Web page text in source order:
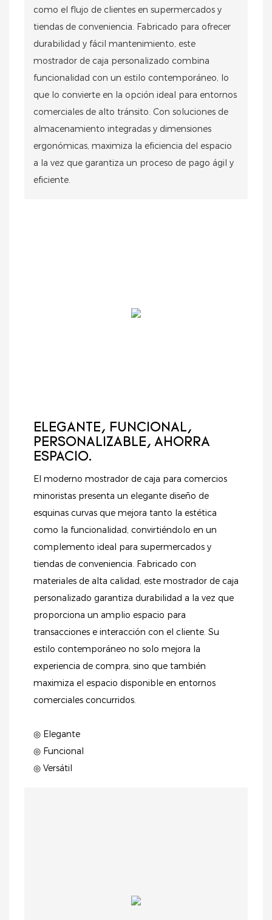
como el flujo de clientes en supermercados y
tiendas de conveniencia. Fabricado para ofrecer
durabilidad y fácil mantenimiento, este
mostrador de caja personalizado combina
funcionalidad con un estilo contemporáneo, lo
que lo convierte en la opción ideal para entornos
comerciales de alto tránsito. Con soluciones de
almacenamiento integradas y dimensiones
ergonómicas, maximiza la eficiencia del espacio
a la vez que garantiza un proceso de pago ágil y
eficiente.
ELEGANTE, FUNCIONAL,
PERSONALIZABLE, AHORRA
ESPACIO.
El moderno mostrador de caja para comercios
minoristas presenta un elegante diseño de
esquinas curvas que mejora tanto la estética
como la funcionalidad, convirtiéndolo en un
complemento ideal para supermercados y
tiendas de conveniencia. Fabricado con
materiales de alta calidad, este mostrador de caja
personalizado garantiza durabilidad a la vez que
proporciona un amplio espacio para
transacciones e interacción con el cliente. Su
estilo contemporáneo no solo mejora la
experiencia de compra, sino que también
maximiza el espacio disponible en entornos
comerciales concurridos.
◎ Elegante
◎ Funcional
◎ Versátil